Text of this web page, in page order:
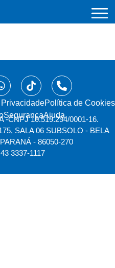
Política de Cookies
SegurançaAjuda
-CNPJ 10.519.294/0001-16.
SALA 06 SUBSOLO - BELA
- 86050-270
3337-1117